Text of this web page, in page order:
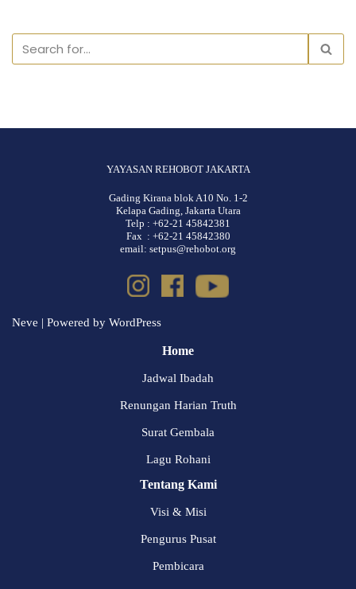
YAYASAN REHOBOT JAKARTA
Gading Kirana blok A10 No. 1-2
Kelapa Gading, Jakarta Utara
Telp : +62-21 45842381
Fax : +62-21 45842380
email: setpus@rehobot.org
Neve | Powered by WordPress
Home
Jadwal Ibadah
Renungan Harian Truth
Surat Gembala
Lagu Rohani
Tentang Kami
Visi & Misi
Pengurus Pusat
Pembicara